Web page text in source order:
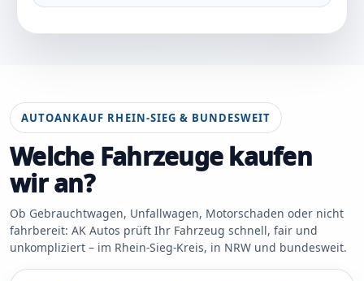
AUTOANKAUF RHEIN-SIEG & BUNDESWEIT
Welche Fahrzeuge kaufen
wir an?
Ob Gebrauchtwagen, Unfallwagen, Motorschaden oder nicht
fahrbereit: AK Autos prüft Ihr Fahrzeug schnell, fair und
unkompliziert – im Rhein-Sieg-Kreis, in NRW und bundesweit.